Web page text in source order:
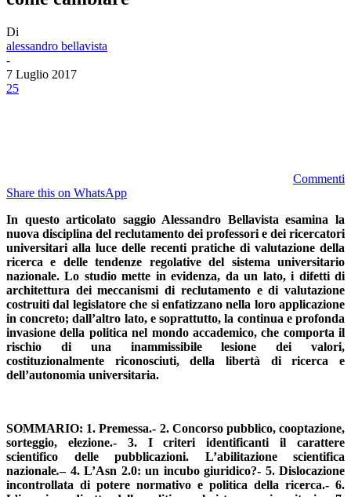
Di
alessandro bellavista
-
7 Luglio 2017
25
Commenti
Share this on WhatsApp
In questo articolato saggio Alessandro Bellavista esamina la
nuova disciplina del reclutamento dei professori e dei ricercatori
universitari alla luce delle recenti pratiche di valutazione della
ricerca e delle tendenze regolative del sistema universitario
nazionale. Lo studio mette in evidenza, da un lato, i difetti di
architettura dei meccanismi di reclutamento e di valutazione
costruiti dal legislatore che si enfatizzano nella loro applicazione
in concreto; dall’altro lato, e soprattutto, la continua e profonda
invasione della politica nel mondo accademico, che comporta il
rischio di una inammissibile lesione dei valori,
costituzionalmente riconosciuti, della libertà di ricerca e
dell’autonomia universitaria.
SOMMARIO: 1. Premessa.- 2. Concorso pubblico, cooptazione,
sorteggio, elezione.- 3. I criteri identificanti il carattere
scientifico delle pubblicazioni. L’abilitazione scientifica
nazionale.– 4. L’Asn 2.0: un incubo giuridico?- 5. Dislocazione
incontrollata di potere normativo e politica della ricerca.- 6.